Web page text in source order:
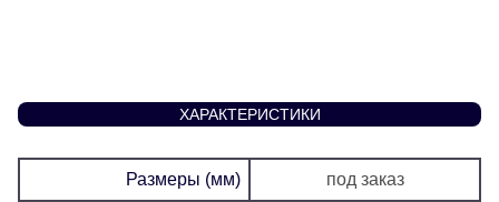
ХАРАКТЕРИСТИКИ
Размеры (мм) под заказ